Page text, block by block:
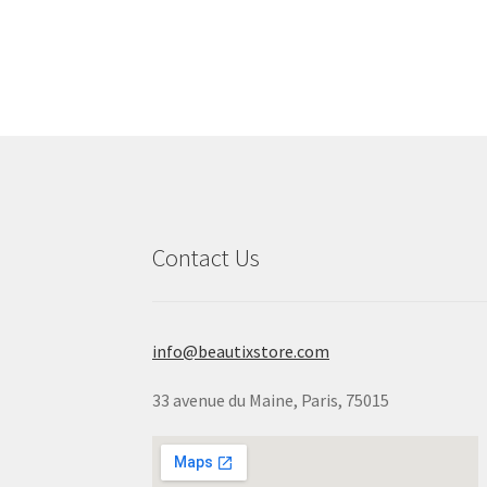
Contact Us
info@beautixstore.com
33 avenue du Maine, Paris, 75015